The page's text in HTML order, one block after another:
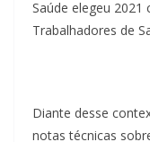
Saúde elegeu
Trabalhadores de
Diante desse
notas técnicas